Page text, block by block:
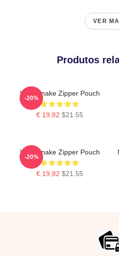
VER
Produtos
Whitesnake Zipper Pouch
€ 19,82 $21.55
-20%
Whitesnake Zipper Pouch
€ 19,82 $21.55
-20%